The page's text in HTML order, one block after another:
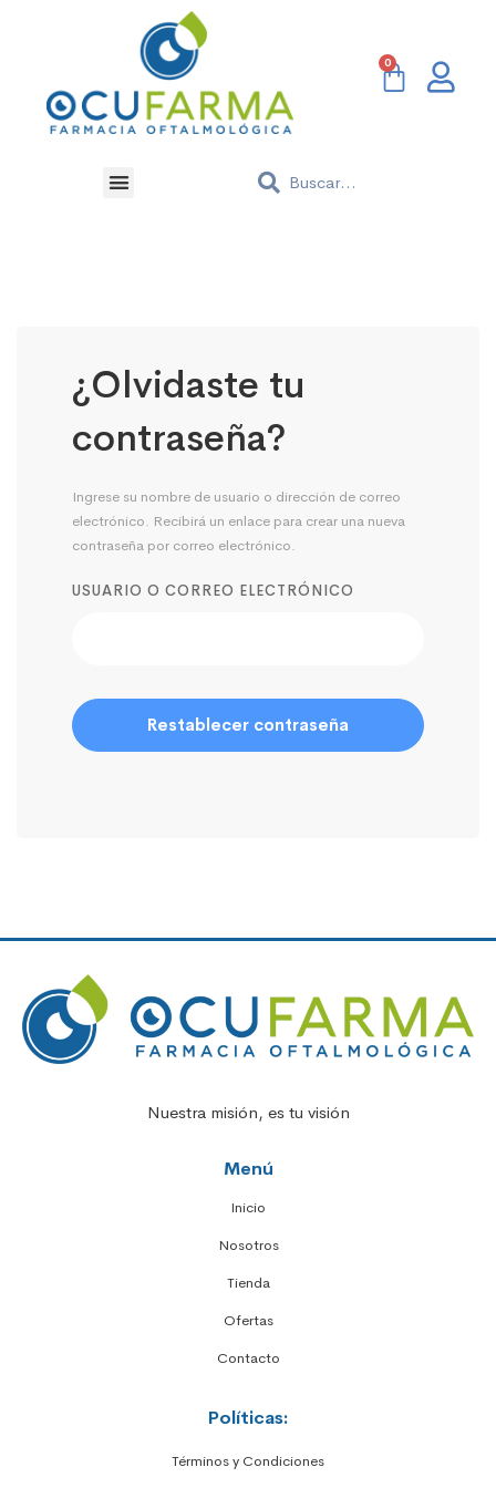
¿Olvidaste tu
contraseña?
Ingrese su nombre de usuario o dirección de correo
electrónico. Recibirá un enlace para crear una nueva
contraseña por correo electrónico.
USUARIO O CORREO ELECTRÓNICO
Restablecer contraseña
Nuestra misión, es tu visión
Menú
Inicio
Nosotros
Tienda
Ofertas
Contacto
Políticas:
Términos y Condiciones